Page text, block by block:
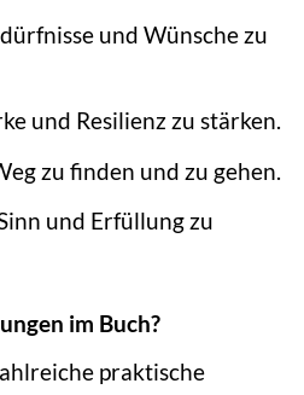
und Wünsche zu
und Resilienz zu stärken.
zu finden und zu gehen.
und Erfüllung zu
im Buch?
praktische